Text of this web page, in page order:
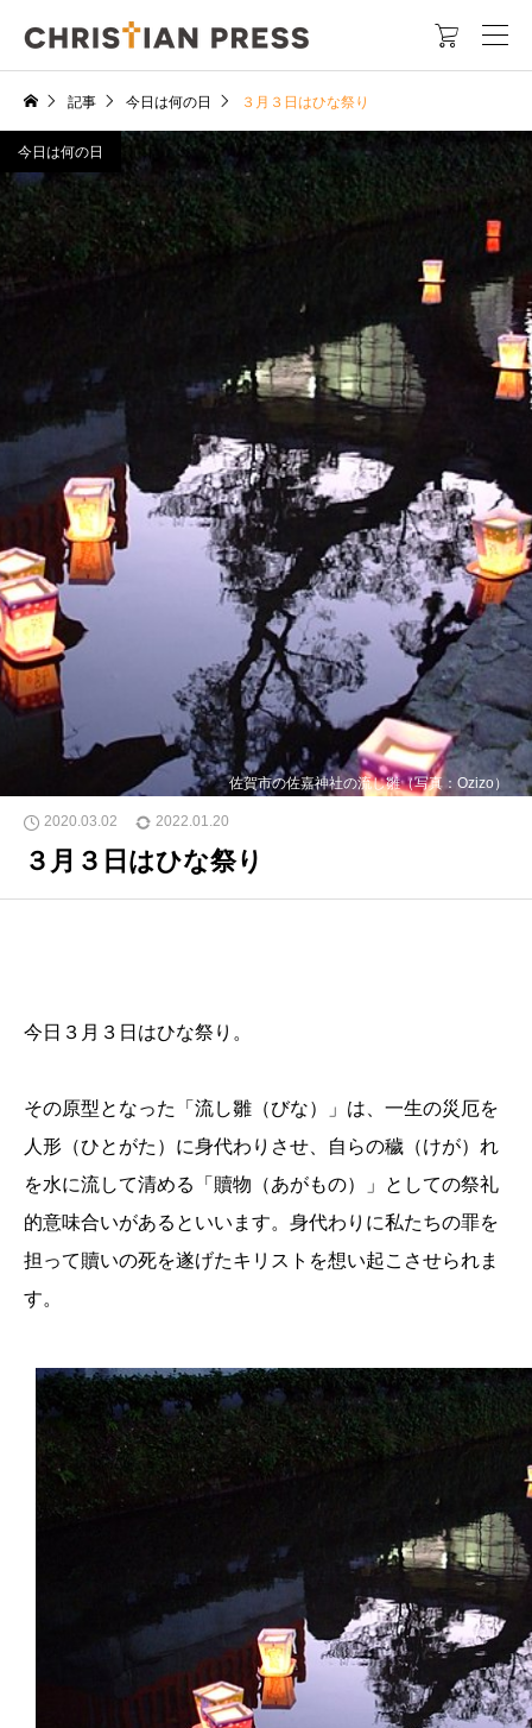

記事 今日は何の日 ３月３日はひな祭り
佐賀市の佐嘉神社の流し雛（写真：Ozizo）
今日は何の日
2020.03.02 2022.01.20
３月３日はひな祭り
今日３月３日はひな祭り。
その原型となった「流し雛（びな）」は、一生の災厄を
人形（ひとがた）に身代わりさせ、自らの穢（けが）れ
を水に流して清める「贖物（あがもの）」としての祭礼
的意味合いがあるといいます。身代わりに私たちの罪を
担って贖いの死を遂げたキリストを想い起こさせられま
す。